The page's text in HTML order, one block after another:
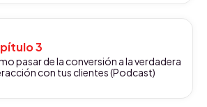
3
pasar de la conversión a la verdadera
con tus clientes (Podcast)